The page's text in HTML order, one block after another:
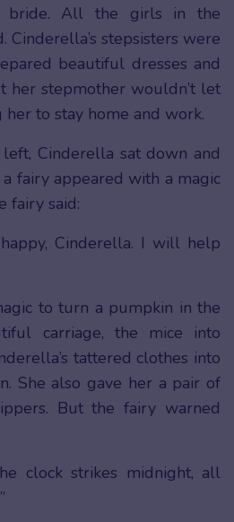
bride. All the girls in the
Cinderella’s stepsisters were
beautiful dresses and
her stepmother wouldn’t let
to stay home and work.
Cinderella sat down and
a fairy appeared with a magic
fairy said:
Cinderella. I will help
to turn a pumpkin in the
carriage, the mice into
tattered clothes into
She also gave her a pair of
But the fairy warned
clock strikes midnight, all